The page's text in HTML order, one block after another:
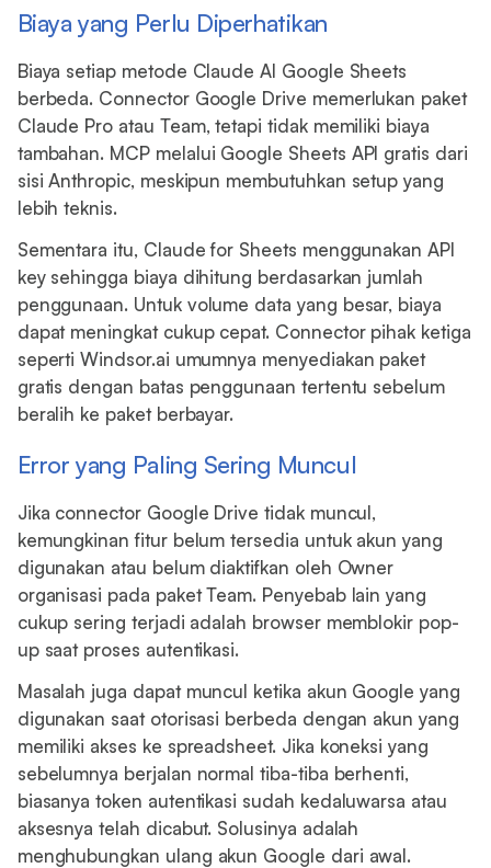
Biaya yang Perlu Diperhatikan
Biaya setiap metode Claude AI Google Sheets
berbeda. Connector Google Drive memerlukan paket
Claude Pro atau Team, tetapi tidak memiliki biaya
tambahan. MCP melalui Google Sheets API gratis dari
sisi Anthropic, meskipun membutuhkan setup yang
lebih teknis.
Sementara itu, Claude for Sheets menggunakan API
key sehingga biaya dihitung berdasarkan jumlah
penggunaan. Untuk volume data yang besar, biaya
dapat meningkat cukup cepat. Connector pihak ketiga
seperti Windsor.ai umumnya menyediakan paket
gratis dengan batas penggunaan tertentu sebelum
beralih ke paket berbayar.
Error yang Paling Sering Muncul
Jika connector Google Drive tidak muncul,
kemungkinan fitur belum tersedia untuk akun yang
digunakan atau belum diaktifkan oleh Owner
organisasi pada paket Team. Penyebab lain yang
cukup sering terjadi adalah browser memblokir pop-
up saat proses autentikasi.
Masalah juga dapat muncul ketika akun Google yang
digunakan saat otorisasi berbeda dengan akun yang
memiliki akses ke spreadsheet. Jika koneksi yang
sebelumnya berjalan normal tiba-tiba berhenti,
biasanya token autentikasi sudah kedaluwarsa atau
aksesnya telah dicabut. Solusinya adalah
menghubungkan ulang akun Google dari awal.